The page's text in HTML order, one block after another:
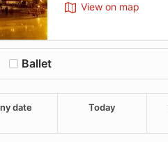
View on map
Ballet
date Today